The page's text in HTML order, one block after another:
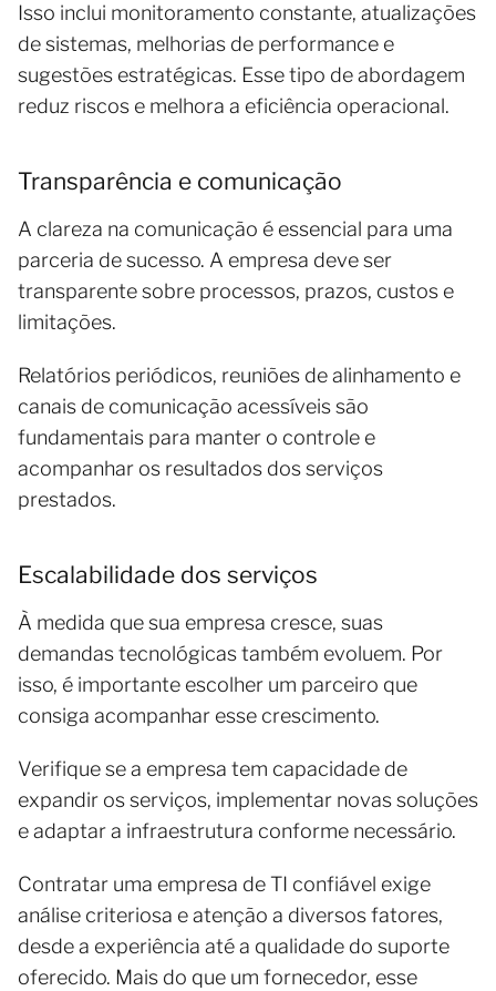
Isso inclui monitoramento constante, atualizações
de sistemas, melhorias de performance e
sugestões estratégicas. Esse tipo de abordagem
reduz riscos e melhora a eficiência operacional.
Transparência e comunicação
A clareza na comunicação é essencial para uma
parceria de sucesso. A empresa deve ser
transparente sobre processos, prazos, custos e
limitações.
Relatórios periódicos, reuniões de alinhamento e
canais de comunicação acessíveis são
fundamentais para manter o controle e
acompanhar os resultados dos serviços
prestados.
Escalabilidade dos serviços
À medida que sua empresa cresce, suas
demandas tecnológicas também evoluem. Por
isso, é importante escolher um parceiro que
consiga acompanhar esse crescimento.
Verifique se a empresa tem capacidade de
expandir os serviços, implementar novas soluções
e adaptar a infraestrutura conforme necessário.
Contratar uma empresa de TI confiável exige
análise criteriosa e atenção a diversos fatores,
desde a experiência até a qualidade do suporte
oferecido. Mais do que um fornecedor, esse